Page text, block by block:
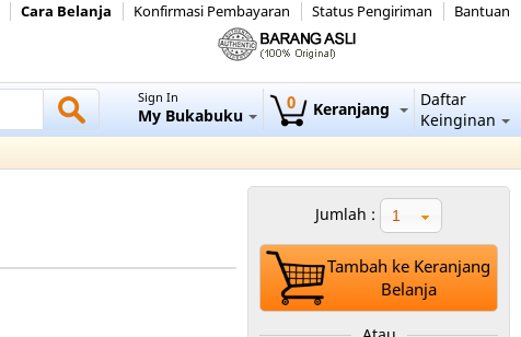
Cara Belanja Konfirmasi Pembayaran Status Pengiriman Bantuan
Daftar
Keinginan
0 Keranjang
Sign In
My Bukabuku
Jumlah : 1
Tambah ke Keranjang
Belanja